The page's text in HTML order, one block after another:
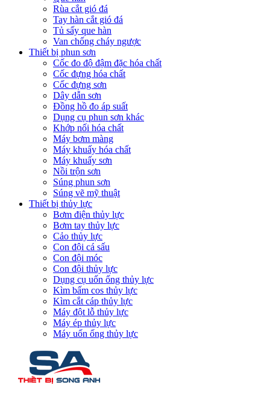
Rùa cắt gió đá
Tay hàn cắt gió đá
Tủ sấy que hàn
Van chống cháy ngược
Thiết bị phun sơn
Cốc đo độ đậm đặc hóa chất
Cốc đựng hóa chất
Cốc đựng sơn
Dây dẫn sơn
Đồng hồ đo áp suất
Dụng cụ phun sơn khác
Khớp nối hóa chất
Máy bơm màng
Máy khuấy hóa chất
Máy khuấy sơn
Nồi trộn sơn
Súng phun sơn
Súng vẽ mỹ thuật
Thiết bị thủy lực
Bơm điện thủy lực
Bơm tay thủy lực
Cảo thủy lực
Con đội cá sấu
Con đội móc
Con đội thủy lực
Dụng cụ uốn ống thủy lực
Kìm bấm cos thủy lực
Kìm cắt cáp thủy lực
Máy đột lỗ thủy lực
Máy ép thủy lực
Máy uốn ống thủy lực